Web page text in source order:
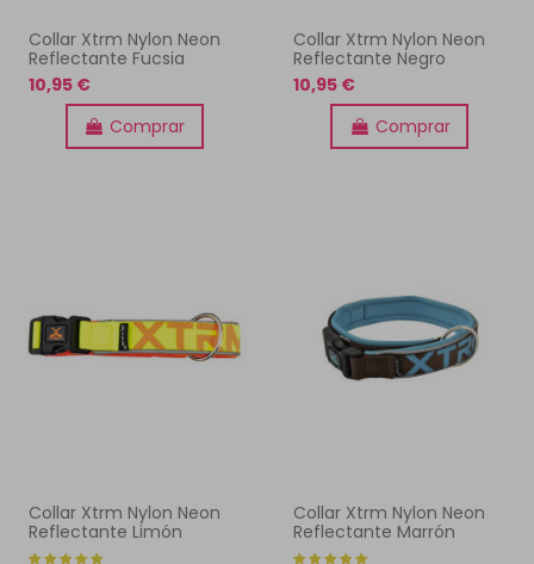
Collar Xtrm Nylon Neon
Reflectante Fucsia
10,95 €
Comprar
Collar Xtrm Nylon Neon
Reflectante Negro
10,95 €
Comprar
Collar Xtrm Nylon Neon
Reflectante Limón
Collar Xtrm Nylon Neon
Reflectante Marrón